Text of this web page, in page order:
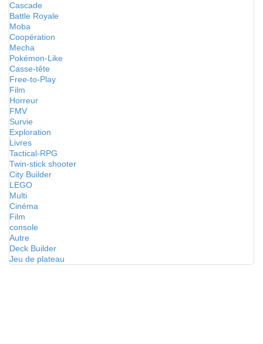
Cascade
Battle Royale
Moba
Coopération
Mecha
Pokémon-Like
Casse-tête
Free-to-Play
Film
Horreur
FMV
Survie
Exploration
Livres
Tactical-RPG
Twin-stick shooter
City Builder
LEGO
Multi
Cinéma
Film
console
Autre
Deck Builder
Jeu de plateau